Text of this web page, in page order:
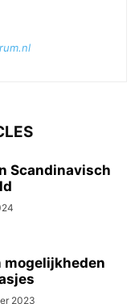
Scandinavisch
mogelijkheden
2023